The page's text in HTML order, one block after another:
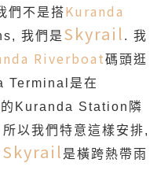
們不是搭Kuranda
我們是 Skyrail . 我
Riverboat碼頭逛
Terminal是在
的Kuranda Station隣
以我們特意這樣安排,
Skyrail 是橫跨熱帶雨